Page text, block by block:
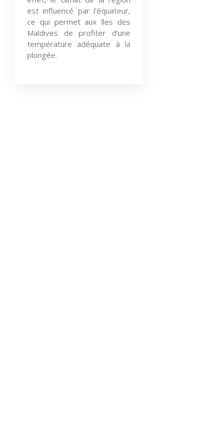
est influencé par l’équateur,
ce qui permet aux îles des
Maldives de profiter d’une
température adéquate à la
plongée.